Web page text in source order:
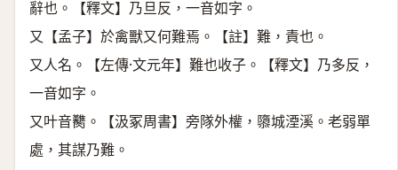
辭也。【釋文】乃旦反，一音如字。
又【孟子】於禽獸又何難焉。【註】難，責也。
又人名。【左傳·文元年】難也收子。【釋文】乃多反，
一音如字。
又叶音臡。【汲冢周書】旁隊外權，隳城湮溪。老弱單
處，其謀乃難。